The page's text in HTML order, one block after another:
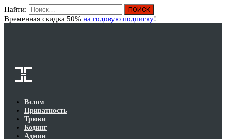
Найти:
Временная скидка 50% на годовую подписку!
Взлом
Приватность
Трюки
Кодинг
Админ